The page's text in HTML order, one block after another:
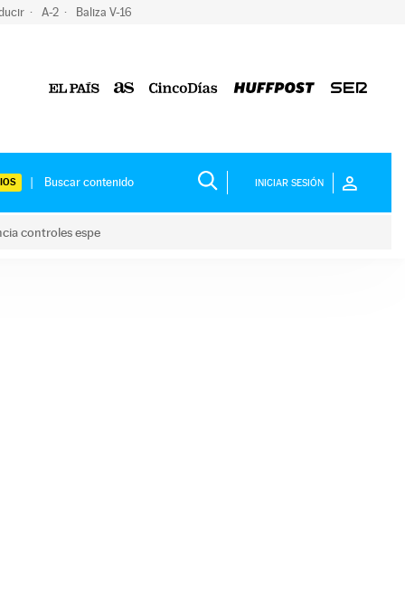
A-2 Baliza V-16
INICIAR SESIÓN
controles espe